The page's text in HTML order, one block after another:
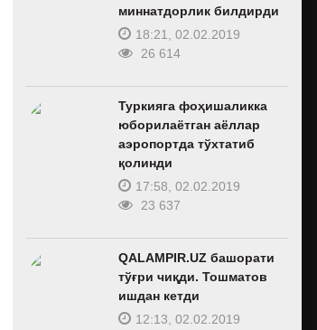
миннатдорлик билдирди
18:21, 02.02.2019
26 614
Туркияга фоҳишаликка
юборилаётган аёллар
аэропортда тўхтатиб
қолинди
17:58, 02.02.2019
23 637
QALAMPIR.UZ башорати
тўғри чиқди. Тошматов
ишдан кетди
12:13, 02.02.2019